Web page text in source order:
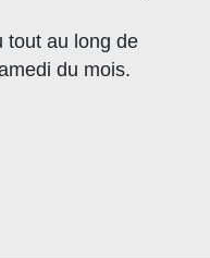
tout au long de
du mois.